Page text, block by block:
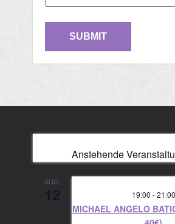
Anstehende
AUG.
19:00 -21:00
MICHAEL ANGELO